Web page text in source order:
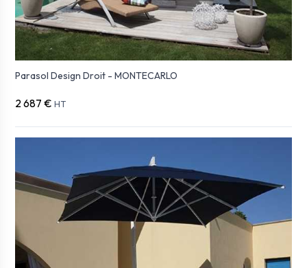
Parasol Design Droit - MONTECARLO
2 687 € HT